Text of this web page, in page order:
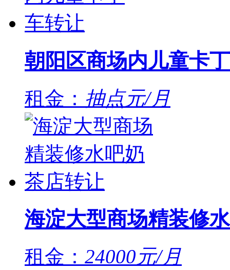
朝阳区商场内儿童卡
租金： 抽点元/月
海淀大型商场精装修
租金： 24000元/月